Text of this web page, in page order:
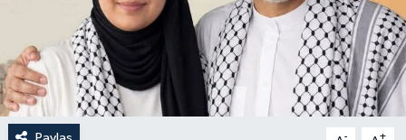
- +
Dünya
Eği̇ti̇m